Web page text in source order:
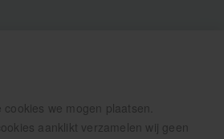
we mogen plaatsen.
aanklikt verzamelen wij geen